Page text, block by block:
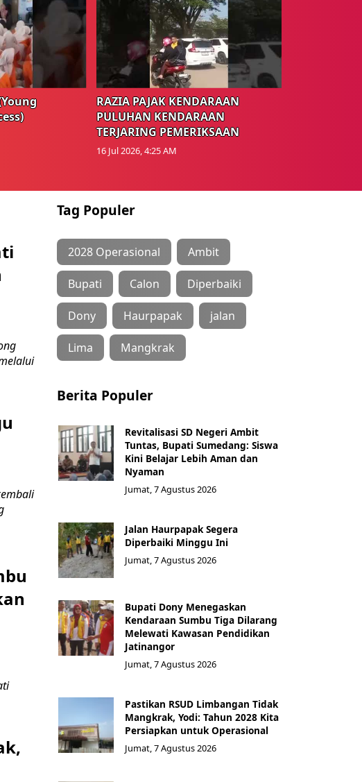
RAZIA PAJAK KENDARAAN
PULUHAN KENDARAAN
TERJARING PEMERIKSAAN
16 Jul 2026, 4:25 AM
Tag Populer
2028 Operasional Ambit
Bupati Calon Diperbaiki
Dony Haurpapak jalan
Lima Mangkrak
Berita Populer
Revitalisasi SD Negeri Ambit
Tuntas, Bupati Sumedang: Siswa
Kini Belajar Lebih Aman dan
Nyaman
Jumat, 7 Agustus 2026
Jalan Haurpapak Segera
Diperbaiki Minggu Ini
Jumat, 7 Agustus 2026
Bupati Dony Menegaskan
Kendaraan Sumbu Tiga Dilarang
Melewati Kawasan Pendidikan
Jatinangor
Jumat, 7 Agustus 2026
Pastikan RSUD Limbangan Tidak
Mangkrak, Yodi: Tahun 2028 Kita
Persiapkan untuk Operasional
Jumat, 7 Agustus 2026